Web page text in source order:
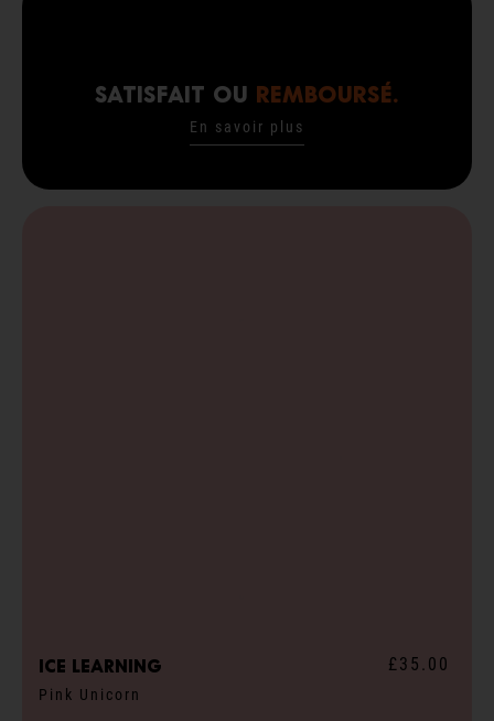
SATISFAIT OU REMBOURSÉ.
En savoir plus
ICE learning
Pink Unicorn
£35.00